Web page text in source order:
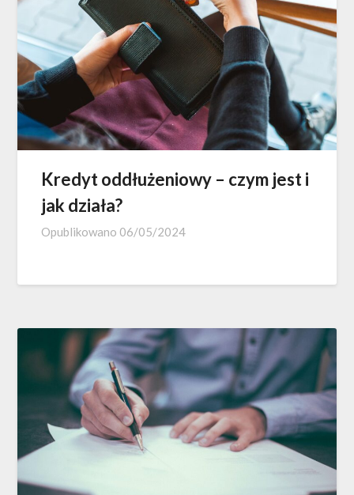
Kredyt oddłużeniowy – czym jest i
jak działa?
Opublikowano 06/05/2024